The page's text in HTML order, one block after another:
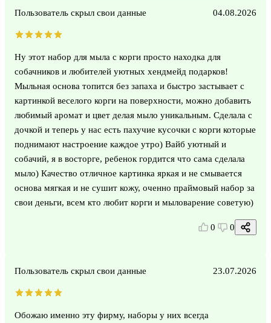
Пользователь скрыл свои данные 04.08.2026
Ну этот набор для мыла с корги просто находка для
собачников и любителей уютных хендмейд подарков!
Мыльная основа топится без запаха и быстро застывает с
картинкой веселого корги на поверхности, можно добавить
любимый аромат и цвет делая мыло уникальным. Сделала с
дочкой и теперь у нас есть пахучие кусочки с корги которые
поднимают настроение каждое утро) Вайб уютный и
собачий, я в восторге, ребенок гордится что сама сделала
мыло) Качество отличное картинка яркая и не смывается
основа мягкая и не сушит кожу, оченно праймовый набор за
свои деньги, всем кто любит корги и мыловарение советую)
0 0
Пользователь скрыл свои данные 23.07.2026
Обожаю именно эту фирму, наборы у них всегда